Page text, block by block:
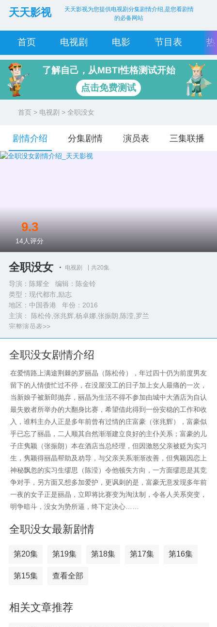
天天影视
天天影视为您提供电视剧分集剧情介绍,是您看剧情
的必备网站
首页 电视剧 电影 节目表
了解自己，从MBTI性格测试开始
点击免费测试
首页 > 电视剧 > 全职没女
剧情介绍 分集剧情 演员表 三集联播
全职没女 电视剧 共20集
导演：陈耀全 编辑：陈金铃
类型： 现代都市,励志
地区：中国香港 年份： 2016
主演： 陈松伶,张兆辉,杨卓娜,张振朗,陈滢,罗兰
完整演员表>>
9.3
14人评分
全职没女剧情介绍
在爱情路上满途荆棘的罗丽晶（陈松伶），年过四十仍为前度男友
留下的人情债忙过不停，在没屋没工的日子加上女人最痛的一次，
当新娘子被新郎抛弃，丽晶为生活不得不参加由城中大酒店为自认
最失败者所举办的大翻身比赛，希望借此得到一份安稳的工作和收
入，谁料主办人正是多年前曾有过情的庄富豪（张兆辉），富豪似
乎已忘了丽晶，二人顺其自然渐渐建立良好的主仆关系；富豪的儿
子庄隽颖（张振朗）本在酒店当总经理，但因激怒父亲被贬为实习
生，隽颖得丽晶帮助及劝导，与父亲关系渐渐改善，但隽颖因恋上
神秘飘忽的实习生缪思（陈滢）令他顿失方向，一方面缪思是其竞
争对手，另方面又想多加爱护，更讽刺的是，富豪无意发现多年前
一夜的女子正是丽晶，立即将比赛变为淘汰制，令各人关系突变，
明争暗斗，没女为势所逼，终下定决心……
全职没女最新剧情
第20集 第19集 第18集 第17集 第16集
第15集 查看全部
相关文章推荐